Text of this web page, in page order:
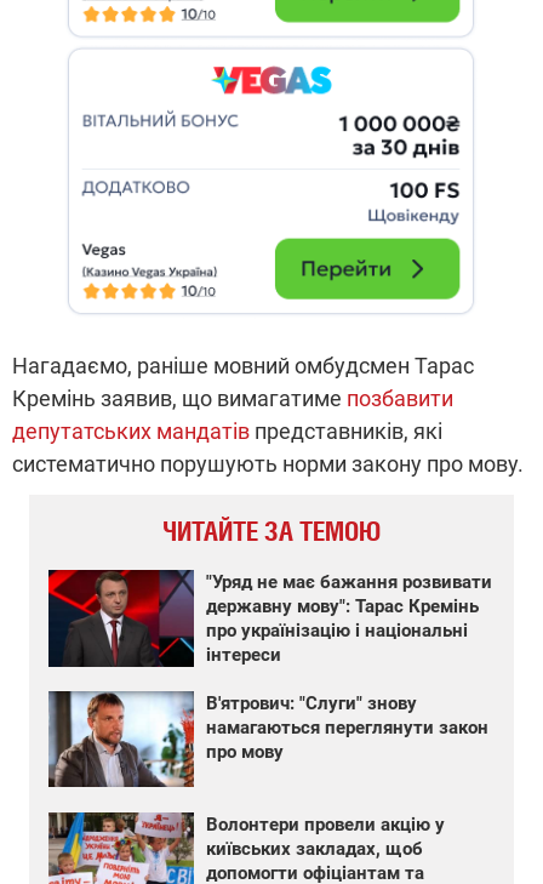
Нагадаємо, раніше мовний омбудсмен Тарас
Кремінь заявив, що вимагатиме позбавити
депутатських мандатів представників, які
систематично порушують норми закону про мову.
ЧИТАЙТЕ ЗА ТЕМОЮ
"Уряд не має бажання розвивати
державну мову": Тарас Кремінь
про українізацію і національні
інтереси
В'ятрович: "Слуги" знову
намагаються переглянути закон
про мову
Волонтери провели акцію у
київських закладах, щоб
допомогти офіціантам та